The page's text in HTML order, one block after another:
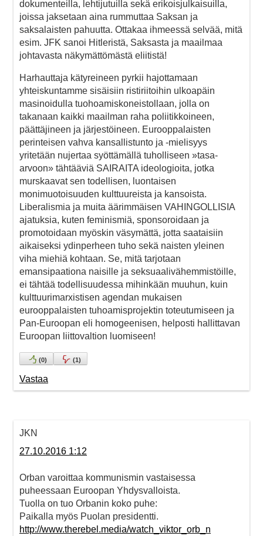
dokumenteilla, lehtijutuilla sekä erikoisjulkaisuilla,
joissa jaksetaan aina rummuttaa Saksan ja
saksalaisten pahuutta. Ottakaa ihmeessä selvää, mitä
esim. JFK sanoi Hitleristä, Saksasta ja maailmaa
johtavasta näkymättömästä eliitistä!
Harhauttaja kätyreineen pyrkii hajottamaan
yhteiskuntamme sisäisiin ristiriitoihin ulkoapäin
masinoidulla tuohoamiskoneistollaan, jolla on
takanaan kaikki maailman raha poliitikkoineen,
päättäjineen ja järjestöineen. Eurooppalaisten
perinteisen vahva kansallistunto ja -mielisyys
yritetään nujertaa syöttämällä tuholliseen »tasa-
arvoon» tähtääviä SAIRAITA ideologioita, jotka
murskaavat sen todellisen, luontaisen
monimuotoisuuden kulttuureista ja kansoista.
Liberalismia ja muita äärimmäisen VAHINGOLLISIA
ajatuksia, kuten feminismiä, sponsoroidaan ja
promotoidaan myöskin väsymättä, jotta saataisiin
aikaiseksi ydinperheen tuho sekä naisten yleinen
viha miehiä kohtaan. Se, mitä tarjotaan
emansipaationa naisille ja seksuaalivähemmistöille,
ei tähtää todellisuudessa mihinkään muuhun, kuin
kulttuurimarxistisen agendan mukaisen
eurooppalaisten tuhoamisprojektin toteutumiseen ja
Pan-Euroopan eli homogeenisen, helposti hallittavan
Euroopan liittovaltion luomiseen!
(0) (1)
Vastaa
JKN
27.10.2016 1:12
Orban varoittaa kommunismin vastaisessa
puheessaan Euroopan Yhdysvalloista.
Tuolla on tuo Orbanin koko puhe:
Paikalla myös Puolan presidentti.
http://www.therebel.media/watch_viktor_orb_n